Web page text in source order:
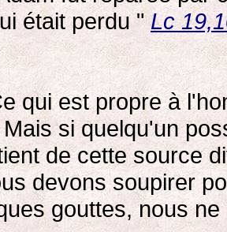
était perdu "Lc
qui est propre à
si quelqu'un
de cette source
devons soupirer
gouttes, nous